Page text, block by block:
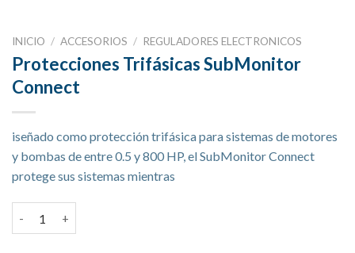
INICIO / ACCESORIOS / REGULADORES ELECTRONICOS
Protecciones Trifásicas SubMonitor
Connect
iseñado como protección trifásica para sistemas de motores
y bombas de entre 0.5 y 800 HP, el SubMonitor Connect
protege sus sistemas mientras